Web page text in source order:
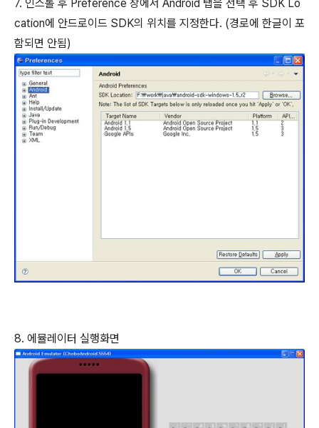
7. 인스톨 후 Preference 창에서 Android 탭을 선택 후 SDK Lo
cation에 안드로이드 SDK의 위치를 지정한다. (경로에 한글이 포
함되면 안됨)
8. 에뮬레이터 실행화면